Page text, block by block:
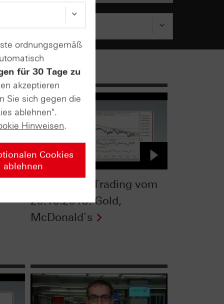
HSBC Daily Trading vom
20.10.2015: Gold,
McDonald`s
ordnungsgemäß
für 30 Tage zu
akzeptieren
Sie sich gegen die
ablehnen".
Hinweisen.
Cookies
ablehnen